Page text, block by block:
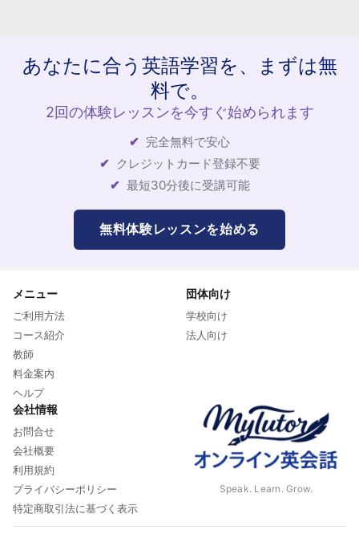
あなたに合う英語学習を、まずは無
料で。
2回の体験レッスンを今すぐ始められます
完全無料で安心
クレジットカード登録不要
最短30分後に受講可能
無料体験レッスンを始める
メニュー
ご利用方法
コース紹介
教師
料金案内
ヘルプ
団体向け
学校向け
法人向け
会社情報
お問合せ
会社概要
利用規約
プライバシーポリシー
特定商取引法に基づく表示
Speak. Learn. Grow.